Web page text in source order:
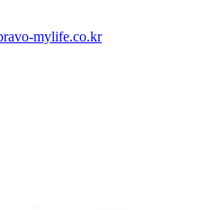
mylife.co.kr